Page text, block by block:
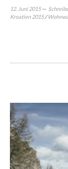
12. Juni 2015
Kroatien 2015/